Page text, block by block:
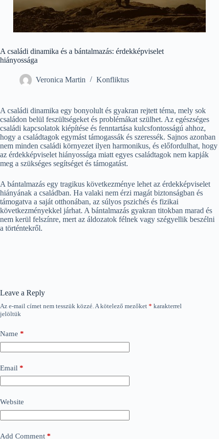
A családi dinamika és a bántalmazás: érdekképviselet
hiányossága
Veronica Martin Konfliktus
A családi dinamika egy bonyolult és gyakran rejtett téma, mely sok
családon belül feszültségeket és problémákat szülhet. Az egészséges
családi kapcsolatok kiépítése és fenntartása kulcsfontosságú ahhoz,
hogy a családtagok egymást támogassák és szeressék. Sajnos azonban
nem minden családi környezet ilyen harmonikus, és előfordulhat, hogy
az érdekképviselet hiányossága miatt egyes családtagok nem kapják
meg a szükséges segítséget és támogatást.
A bántalmazás egy tragikus következménye lehet az érdekképviselet
hiányának a családban. Ha valaki nem érzi magát biztonságban és
támogatva a saját otthonában, az súlyos pszichés és fizikai
következményekkel járhat. A bántalmazás gyakran titokban marad és
nem kerül felszínre, mert az áldozatok félnek vagy szégyellik beszélni
a történtekről.
Leave a Reply
Az e-mail címet nem tesszük közzé.A kötelező mezőket * karakterrel
jelöltük
Name *
Email *
Website
Add Comment *